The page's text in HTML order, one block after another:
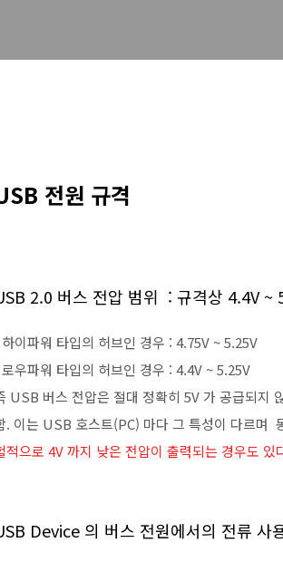
전원 규격
2.0 버스 전압 범위 : 규격상 4.4V ~
이파워 타입의 허브인 경우 : 4.75V ~ 5.25V
우파워 타입의 허브인 경우 : 4.4V ~ 5.25V
USB 버스 전압은 절대 정확히 5V 가 공급되지
. 이는 USB 호스트(PC) 마다 그 특성이 다르며
적으로 4V 까지 낮은 전압이 출력되는 경우도 있
Device 의 버스 전원에서의 전류 사